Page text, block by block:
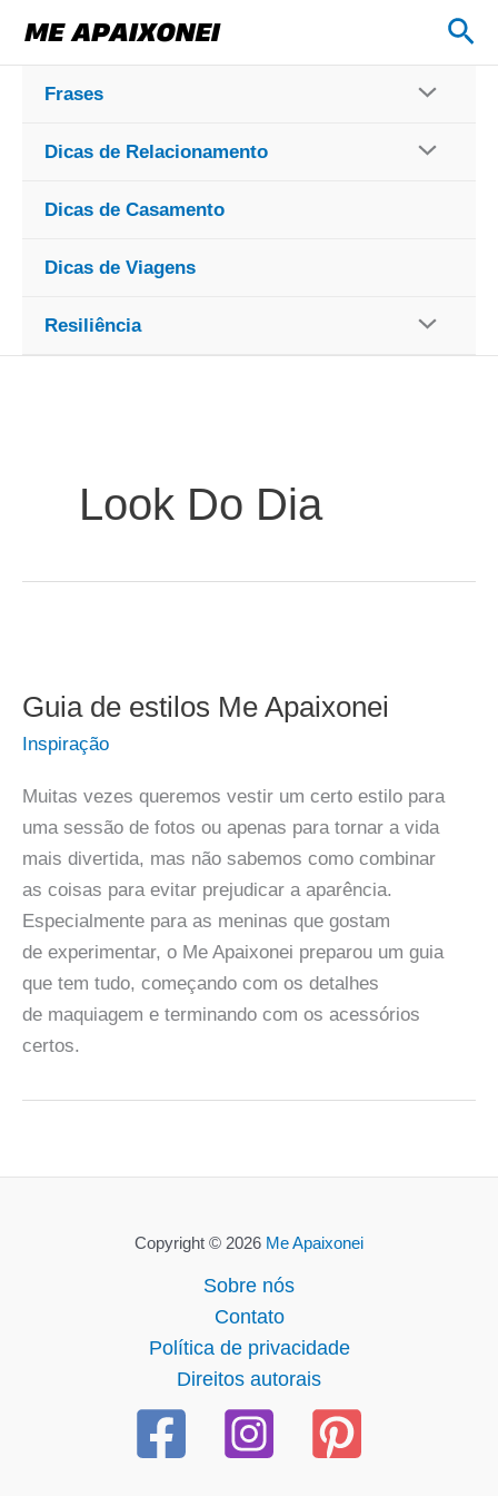
para
conteúdo
Frases
Dicas de Relacionamento
Dicas de Casamento
Dicas de Viagens
Resiliência
Look Do Dia
Guia de estilos Me Apaixonei
Inspiração
Muitas vezes queremos vestir um certo estilo para
uma sessão de fotos ou apenas para tornar a vida
mais divertida, mas não sabemos como combinar
as coisas para evitar prejudicar a aparência.
Especialmente para as meninas que gostam
de experimentar, o Me Apaixonei preparou um guia
que tem tudo, começando com os detalhes
de maquiagem e terminando com os acessórios
certos.
Copyright © 2026 Me Apaixonei
Sobre nós
Contato
Política de privacidade
Direitos autorais